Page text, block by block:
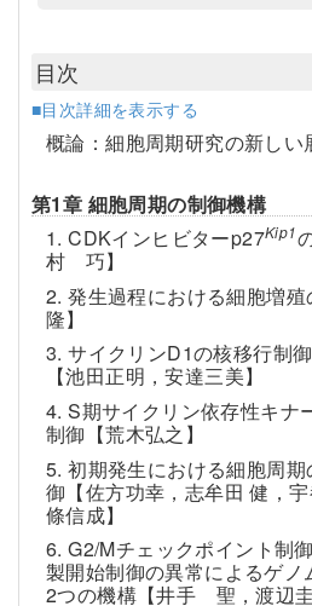
目次
■目次詳細を表示する
概論：細胞周期研究の新し
第1章 細胞周期の制御機構
1. CDKインヒビターp27Kip1
村 巧】
2. 発生過程における細胞増
隆】
3. サイクリンD1の核移行制
【池田正明，安達三美】
4. S期サイクリン依存性キナ
制御【荒木弘之】
5. 初期発生における細胞周
御【佐方功幸，志牟田 健，
條信成】
6. G2/Mチェックポイント制
製開始制御の異常によるゲノ
2つの機構【井手 聖，渡辺